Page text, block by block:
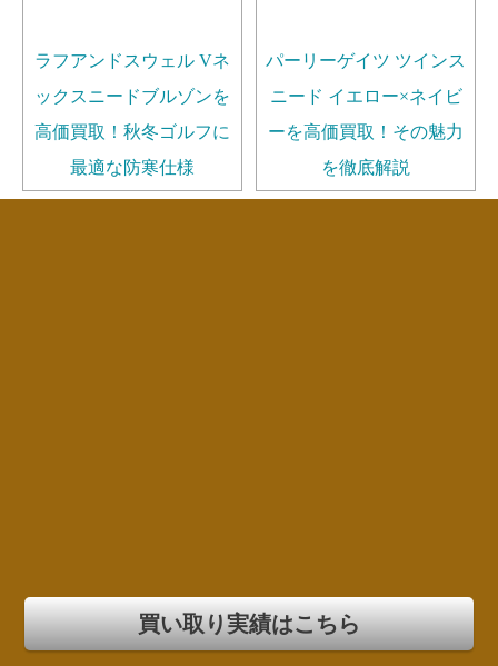
ラフアンドスウェル Vネ
ックスニードブルゾンを
高価買取！秋冬ゴルフに
最適な防寒仕様
パーリーゲイツ ツインス
ニード イエロー×ネイビ
ーを高価買取！その魅力
を徹底解説
買い取り実績はこちら